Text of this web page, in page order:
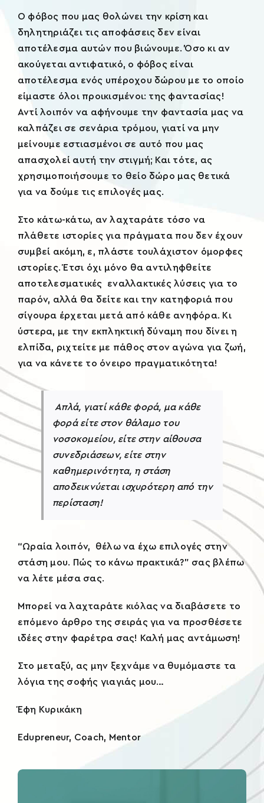
Ο φόβος που μας θολώνει την κρίση και
δηλητηριάζει τις αποφάσεις δεν είναι
αποτέλεσμα αυτών που βιώνουμε. Όσο κι αν
ακούγεται αντιφατικό, ο φόβος είναι
αποτέλεσμα ενός υπέροχου δώρου με το οποίο
είμαστε όλοι προικισμένοι: της φαντασίας!
Αντί λοιπόν να αφήνουμε την φαντασία μας να
καλπάζει σε σενάρια τρόμου, γιατί να μην
μείνουμε εστιασμένοι σε αυτό που μας
απασχολεί αυτή την στιγμή; Και τότε, ας
χρησιμοποιήσουμε το θείο δώρο μας θετικά
για να δούμε τις επιλογές μας.
Στο κάτω-κάτω, αν λαχταράτε τόσο να
πλάθετε ιστορίες για πράγματα που δεν έχουν
συμβεί ακόμη, ε, πλάστε τουλάχιστον όμορφες
ιστορίες. Έτσι όχι μόνο θα αντιληφθείτε
αποτελεσματικές εναλλακτικές λύσεις για το
παρόν, αλλά θα δείτε και την κατηφοριά που
σίγουρα έρχεται μετά από κάθε ανηφόρα. Κι
ύστερα, με την εκπληκτική δύναμη που δίνει η
ελπίδα, ριχτείτε με πάθος στον αγώνα για ζωή,
για να κάνετε το όνειρο πραγματικότητα!
Απλά, γιατί κάθε φορά, μα κάθε
φορά είτε στον θάλαμο του
νοσοκομείου, είτε στην αίθουσα
συνεδριάσεων, είτε στην
καθημερινότητα, η στάση
αποδεικνύεται ισχυρότερη από την
περίσταση!
“Ωραία λοιπόν, θέλω να έχω επιλογές στην
στάση μου. Πώς το κάνω πρακτικά?” σας βλέπω
να λέτε μέσα σας.
Μπορεί να λαχταράτε κιόλας να διαβάσετε το
επόμενο άρθρο της σειράςγια να προσθέσετε
ιδέες στην φαρέτρα σας! Καλή μας αντάμωση!
Στο μεταξύ, ας μην ξεχνάμε να θυμόμαστε τα
λόγια της σοφής γιαγιάς μου…
Έφη Κυρικάκη
Edupreneur, Coach, Mentor